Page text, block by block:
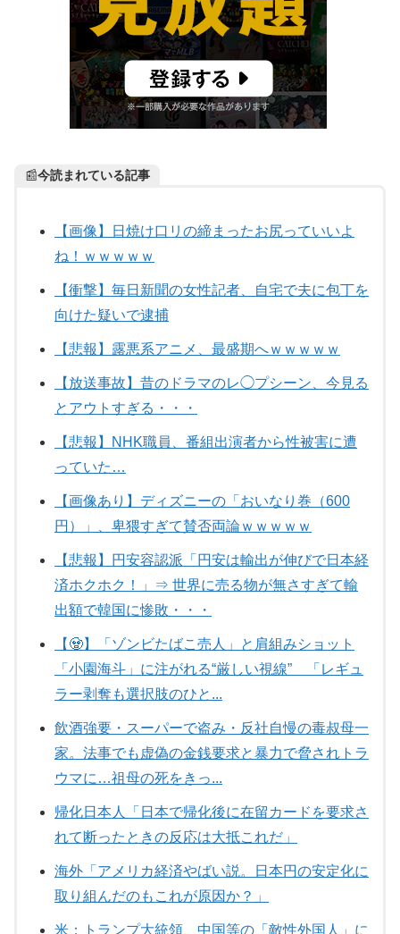
📰今読まれている記事
【画像】日焼け口リの締まったお尻っていいよ
ね！ｗｗｗｗｗ
【衝撃】毎日新聞の女性記者、自宅で夫に包丁を
向けた疑いで逮捕
【悲報】露悪系アニメ、最盛期へｗｗｗｗｗ
【放送事故】昔のドラマのレ◯プシーン、今見る
とアウトすぎる・・・
【悲報】NHK職員、番組出演者から性被害に遭
っていた…
【画像あり】ディズニーの「おいなり巻（600
円）」、卑猥すぎて賛否両論ｗｗｗｗｗ
【悲報】円安容認派「円安は輸出が伸びで日本経
済ホクホク！」⇒ 世界に売る物が無さすぎて輸
出額で韓国に惨敗・・・
【🧟】「ゾンビたばこ売人」と肩組みショット
「小園海斗」に注がれる“厳しい視線” 「レギュ
ラー剥奪も選択肢のひと...
飲酒強要・スーパーで盗み・反社自慢の毒叔母一
家。法事でも虚偽の金銭要求と暴力で脅されトラ
ウマに…祖母の死をきっ...
帰化日本人「日本で帰化後に在留カードを要求さ
れて断ったときの反応は大抵これだ」
海外「アメリカ経済やばい説。日本円の安定化に
取り組んだのもこれが原因か？」
米：トランプ大統領、中国等の「敵性外国人」に